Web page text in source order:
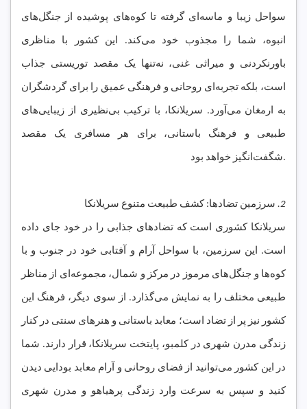
سواحل زیبا و ماسه‌ای گرفته تا کوه‌های پوشیده از جنگل‌های
انبوه، شما را مجذوب خود می‌کند. این کشور با مناظری
باورنکردنی و میراثی غنی، نه‌تنها یک مقصد توریستی جذاب
است، بلکه تجربه‌ای روحانی و فرهنگی عمیق را برای گردشگران
به ارمغان می‌آورد. سریلانکا، با ترکیب بی‌نظیری از زیبایی‌های
طبیعی و فرهنگ باستانی، برای هر مسافری یک مقصد
شگفت‌انگیز خواهد بود.
2. سرزمین تضادها: کشف طبیعت متنوع سریلانکا
سریلانکا کشوری است که تضادهای جذابی را در خود جای داده
است. این سرزمین، با سواحل آرام و آفتابی خود در جنوب و با
کوه‌ها و جنگل‌های مرموز در مرکز و شمال، مجموعه‌ای از مناظر
طبیعی مختلف را به نمایش می‌گذارد. از سوی دیگر، فرهنگ این
کشور نیز پر از تضاد است؛ معابد باستانی و هنرهای سنتی در کنار
زندگی مدرن شهری در کلمبو، پایتخت سریلانکا، قرار دارند. شما
در این کشور می‌توانید از فضای روحانی و آرام معابد بودایی دیدن
کنید و سپس به سرعت وارد زندگی پرهیاهو و مدرن شهری